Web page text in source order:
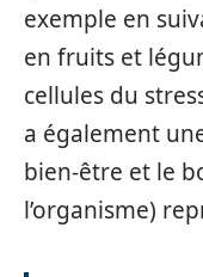
exemple en
en fruits et
cellules du
a également
bien-être et le
l’organisme)